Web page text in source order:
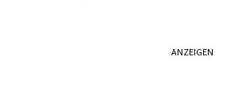
ANZEIGEN